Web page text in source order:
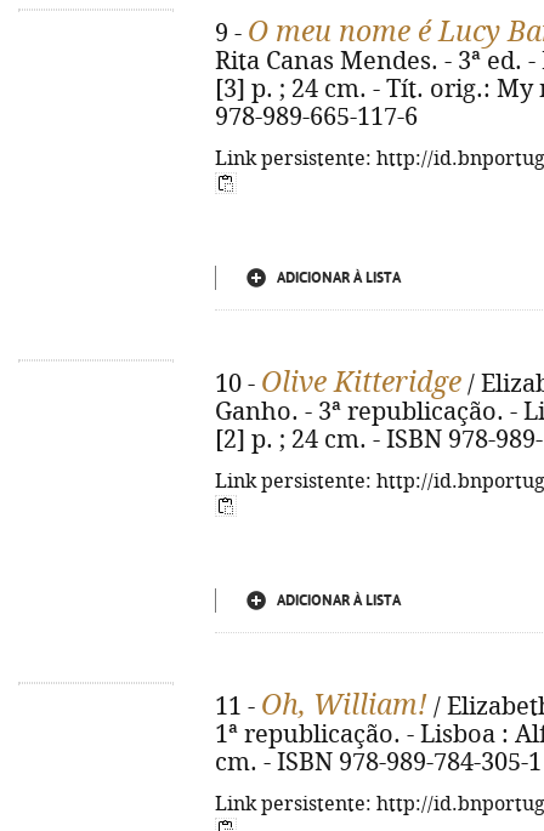
9 - O meu nome é Lucy
Rita Canas Mendes. - 3ª ed.
[3] p. ; 24 cm. - Tít. orig.:
978-989-665-117-6
Link persistente: http://
ADICIONAR À LISTA
10 - Olive Kitteridge /
Ganho. - 3ª republicação. -
[2] p. ; 24 cm. - ISBN 978-
Link persistente: http://
ADICIONAR À LISTA
11 - Oh, William! /
1ª republicação. - Lisboa :
cm. - ISBN 978-989-784-305-1
Link persistente: http://